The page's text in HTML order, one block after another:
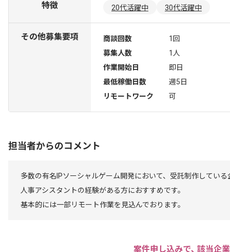
特徴 20代活躍中 30代活躍中
その他募集要項 商談回数
1回
募集人数
1人
作業開始日
即日
最低稼働日数
週5日
リモートワーク
可
担当者からのコメント
多数の有名IPソーシャルゲーム開発において、受託制作している
人事アシスタントの経験がある方におすすめです。
基本的には一部リモート作業を見込んでおります。
案件申し込みで､ 該当企